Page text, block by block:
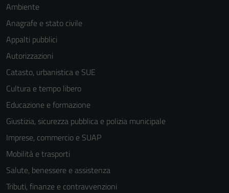
Ambiente
Anagrafe e stato civile
Appalti pubblici
Autorizzazioni
Catasto, urbanistica e SUE
Cultura e tempo libero
Educazione e formazione
Giustizia, sicurezza pubblica e polizia municipale
Imprese, commercio e SUAP
Mobilità e trasporti
Salute, benessere e assistenza
Tributi, finanze e contravvenzioni